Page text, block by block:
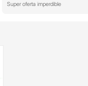
Super oferta imperdible